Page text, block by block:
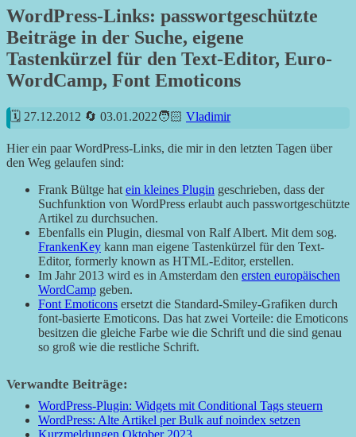
WordPress-Links: passwortgeschützte
Beiträge in der Suche, eigene
Tastenkürzel für den Text-Editor, Euro-
WordCamp, Font Emoticons
27.12.2012 03.01.2022 Vladimir
Hier ein paar WordPress-Links, die mir in den letzten Tagen über
den Weg gelaufen sind:
Frank Bültge hat ein kleines Plugin geschrieben, dass der
Suchfunktion von WordPress erlaubt auch passwortgeschützte
Artikel zu durchsuchen.
Ebenfalls ein Plugin, diesmal von Ralf Albert. Mit dem sog.
FrankenKey kann man eigene Tastenkürzel für den Text-
Editor, formerly known as HTML-Editor, erstellen.
Im Jahr 2013 wird es in Amsterdam den ersten europäischen
WordCamp geben.
Font Emoticons ersetzt die Standard-Smiley-Grafiken durch
font-basierte Emoticons. Das hat zwei Vorteile: die Emoticons
besitzen die gleiche Farbe wie die Schrift und die sind genau
so groß wie die restliche Schrift.
Verwandte Beiträge:
WordPress-Plugin: Widgets mit Conditional Tags steuern
WordPress: Alte Artikel per Bulk auf noindex setzen
Kurzmeldungen Oktober 2023